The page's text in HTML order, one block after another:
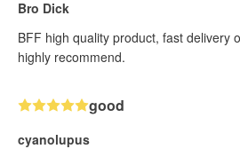
Bro Dick
BFF high quality product, fast delivery
highly recommend.
good
cyanolupus